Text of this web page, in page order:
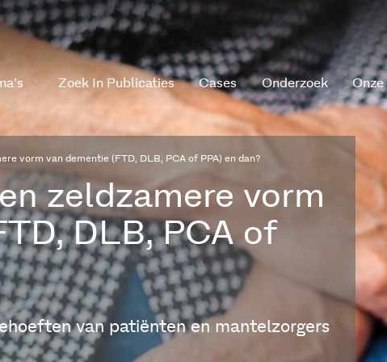
Zoek In Publicaties Cases Onderzoek Onze
vorm van dementie (FTD, DLB, PCA of PPA) en dan?
zeldzamere vorm
DLB, PCA of
van patiënten en mantelzorgers